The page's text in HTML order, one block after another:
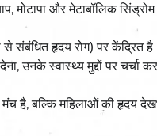
मोटापा और मेटाबॉलिक
संबंधित हृदय रोग) पर केंद्रित
उनके स्वास्थ्य मुद्दों पर चर्चा
है, बल्कि महिलाओं की हृदय